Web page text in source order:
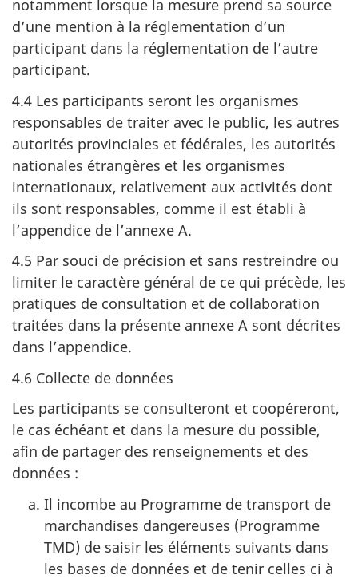
notamment lorsque la mesure prend sa source
d’une mention à la réglementation d’un
participant dans la réglementation de l’autre
participant.
4.4 Les participants seront les organismes
responsables de traiter avec le public, les autres
autorités provinciales et fédérales, les autorités
nationales étrangères et les organismes
internationaux, relativement aux activités dont
ils sont responsables, comme il est établi à
l’appendice de l’annexe A.
4.5 Par souci de précision et sans restreindre ou
limiter le caractère général de ce qui précède, les
pratiques de consultation et de collaboration
traitées dans la présente annexe A sont décrites
dans l’appendice.
4.6 Collecte de données
Les participants se consulteront et coopéreront,
le cas échéant et dans la mesure du possible,
afin de partager des renseignements et des
données :
Il incombe au Programme de transport de
marchandises dangereuses (Programme
TMD) de saisir les éléments suivants dans
les bases de données et de tenir celles ci à